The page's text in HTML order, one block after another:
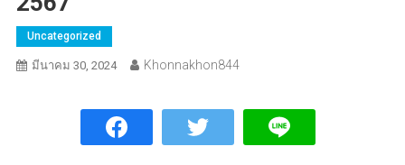
Uncategorized
มีนาคม 30, 2024 Khonnakhon844